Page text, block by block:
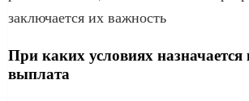
заключается их важность
При каких условиях
выплата